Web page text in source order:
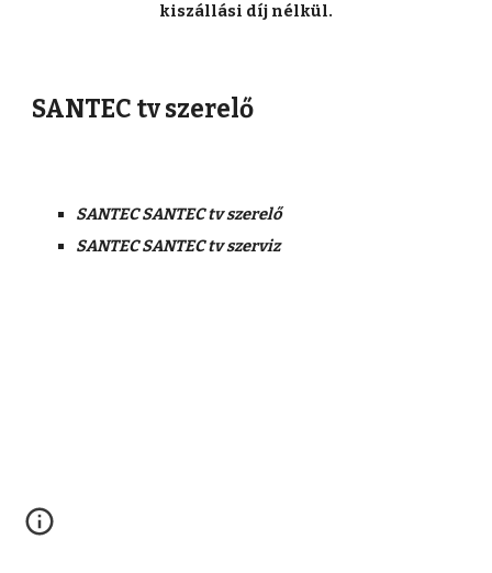
kiszállási díj nélkül.
SANTEC tv szerelő
SANTEC SANTEC tv szerelő
SANTEC SANTEC tv szerviz